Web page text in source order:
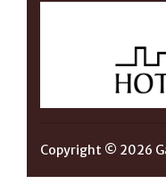
Copyright © 2026